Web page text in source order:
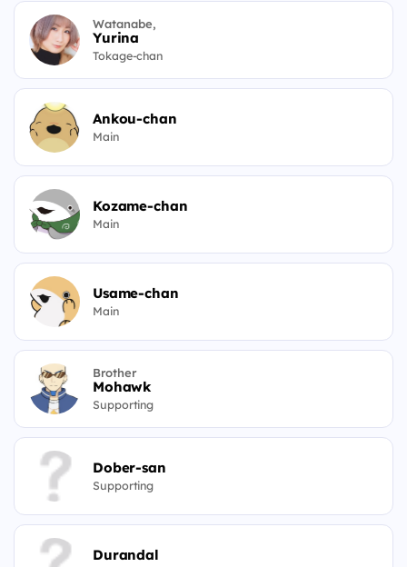
Watanabe,
Yurina
Tokage-chan
Ankou-chan
Main
Kozame-chan
Main
Usame-chan
Main
Brother
Mohawk
Supporting
Dober-san
Supporting
Durandal